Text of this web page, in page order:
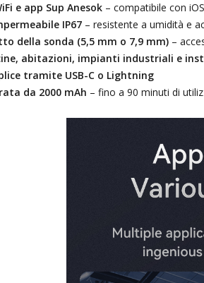
e app Sup Anesok – compatibile con
IP67 – resistente a umidità e
della sonda (5,5 mm o 7,9 mm) –
abitazioni, impianti industriali e
tramite USB-C o Lightning
da 2000 mAh – fino a 90 minuti di